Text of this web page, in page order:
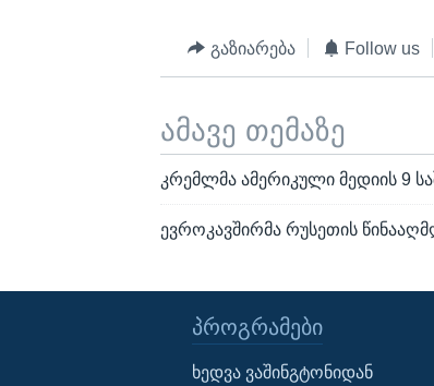
გაზიარება Follow us
ამავე თემაზე
კრემლმა ამერიკული მედიის 9
ევროკავშირმა რუსეთის
ᲞᲠᲝᲒᲠᲐᲛᲔᲑᲘ
ხედვა ვაშინგტონიდან